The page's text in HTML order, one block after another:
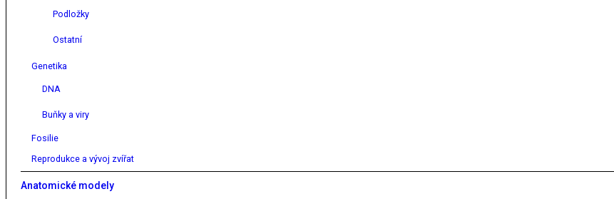
Podložky
Ostatní
Genetika
DNA
Buňky a viry
Fosilie
Reprodukce a vývoj zvířat
Anatomické modely